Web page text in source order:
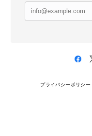
プライバシーポリシー